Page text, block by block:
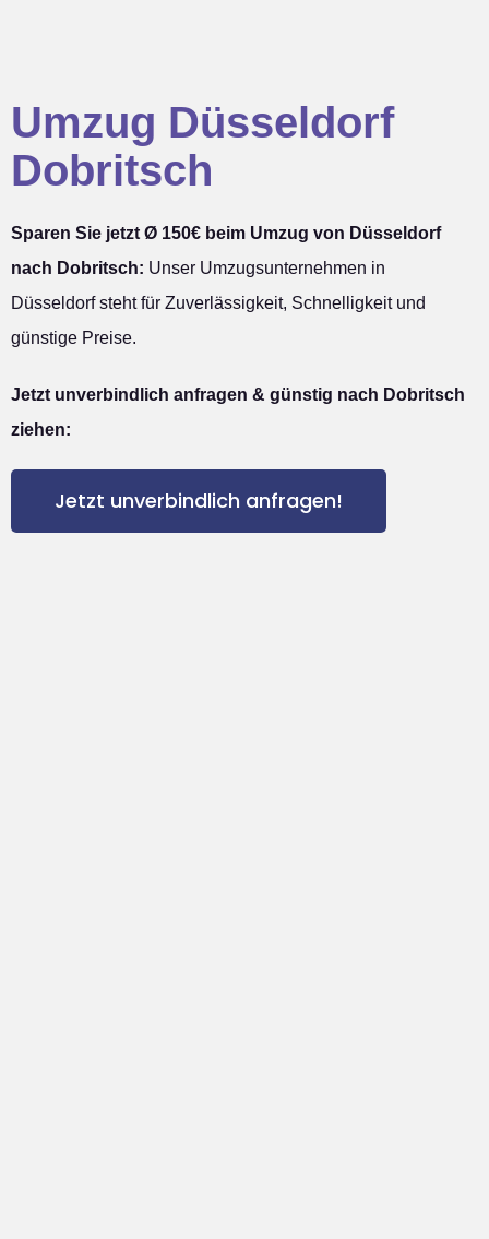
Umzug Düsseldorf
Dobritsch
Sparen Sie jetzt Ø 150€ beim Umzug von Düsseldorf
nach Dobritsch: Unser Umzugsunternehmen in
Düsseldorf steht für Zuverlässigkeit, Schnelligkeit und
günstige Preise.
Jetzt unverbindlich anfragen & günstig nach Dobritsch
ziehen:
Jetzt unverbindlich anfragen!